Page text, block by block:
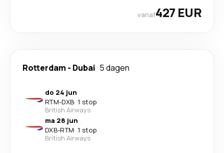
vanaf427 EUR
Rotterdam - Dubai 5 dagen
do 24 jun
RTM-DXB· 1 stop
British Airways
ma 28 jun
DXB-RTM· 1 stop
British Airways